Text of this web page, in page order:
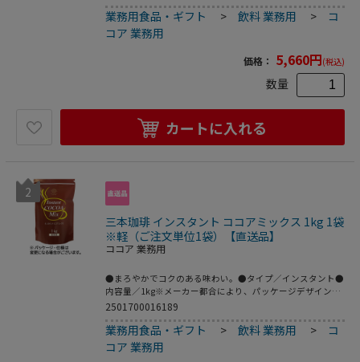
180日以上の商品をお届けします。●2袋のセット。
業務用食品・ギフト >飲料 業務用 > コ
コア 業務用
価格： 5,660円(税込)
数量
カートに入れる
2
三本珈琲 インスタント ココアミックス 1kg 1袋
※軽（ご注文単位1袋）【直送品】
ココア 業務用
●まろやかでコクのある味わい。●タイプ／インスタント●
内容量／1kg※メーカー都合により、パッケージデザインお
よび仕様が変更になる場合がございます。※賞味期限につい
をお届けします。
2501700016189
業務用食品・ギフト >飲料 業務用 > コ
コア 業務用